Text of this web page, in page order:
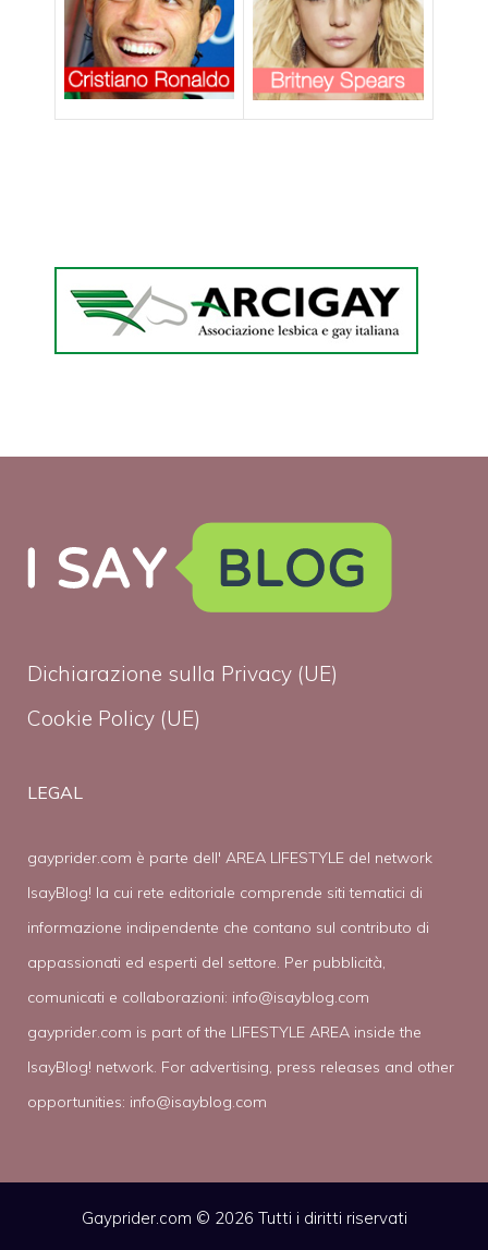
Dichiarazione sulla Privacy (UE)
Cookie Policy (UE)
LEGAL
gayprider.com è parte dell' AREA LIFESTYLE del network
IsayBlog! la cui rete editoriale comprende siti tematici di
informazione indipendente che contano sul contributo di
appassionati ed esperti del settore. Per pubblicità,
comunicati e collaborazioni: info@isayblog.com
gayprider.com is part of the LIFESTYLE AREA inside the
IsayBlog! network. For advertising, press releases and other
opportunities: info@isayblog.com
Gayprider.com © 2026 Tutti i diritti riservati